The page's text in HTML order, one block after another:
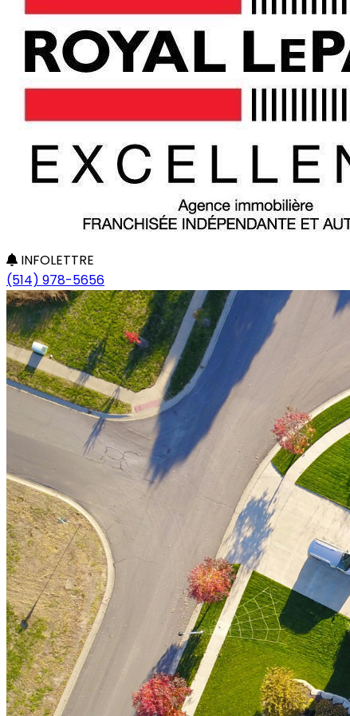
INFOLETTRE
(514) 978-5656